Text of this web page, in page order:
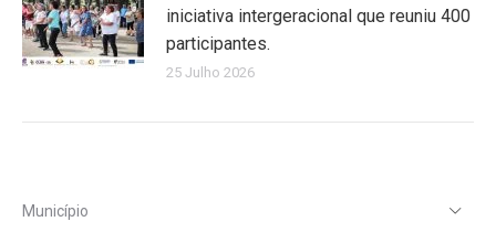
iniciativa intergeracional que reuniu 400
participantes.
25 Julho 2026
Município